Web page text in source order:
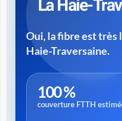
La Haie-
Oui, la fibre est très
Haie-Traversaine.
100 %
couverture FTTH